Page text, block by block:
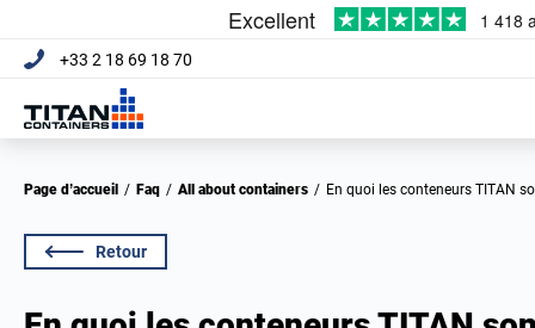
+33 2 18 69 18 70
Page d’accueil / Faq / All about containers / En quoi les conteneurs TITAN
Retour